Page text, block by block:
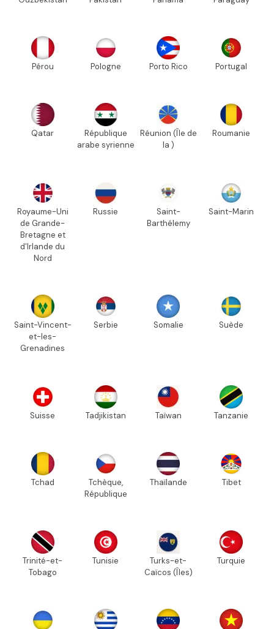
Pérou Pologne Porto Rico Portugal
Qatar
République
arabe syrienne
Réunion (Île de
la )
Roumanie
Royaume-Uni
de Grande-
Bretagne et
d'Irlande du
Nord
Russie
Saint-
Barthélemy
Saint-Marin
Saint-Vincent-
et-les-
Grenadines
Serbie Somalie Suède
Suisse Tadjikistan Taïwan Tanzanie
Tchad
Tchèque,
République
Thaïlande Tibet
Trinité-et-
Tobago
Tunisie
Turks-et-
Caïcos (Îles)
Turquie